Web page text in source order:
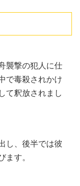
襲撃の犯人に仕
で毒殺されかけ
て釈放されまし
し、後半では彼
ます。